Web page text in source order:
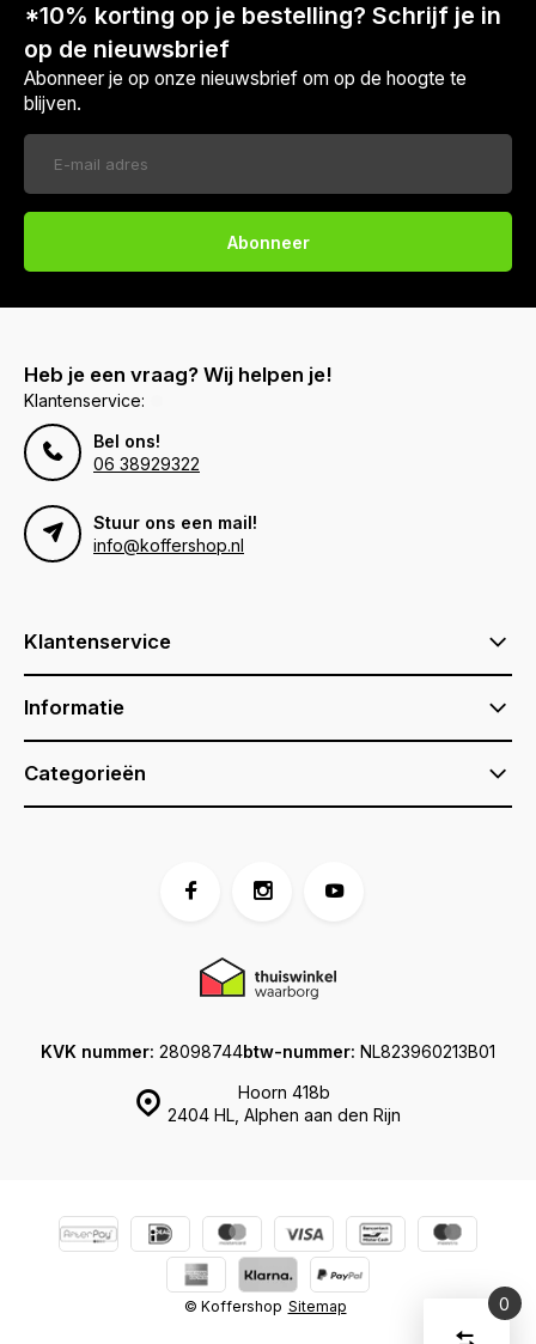
*10% korting op je bestelling? Schrijf je in
op de nieuwsbrief
Abonneer je op onze nieuwsbrief om op de hoogte te
blijven.
Abonneer
Heb je een vraag? Wij helpen je!
Klantenservice:
Bel ons!
06 38929322
Stuur ons een mail!
info@koffershop.nl
Klantenservice
Informatie
Categorieën
Hoorn 418b
2404 HL, Alphen aan den Rijn
KVK nummer: 28098744btw-nummer: NL823960213B01
© Koffershop Sitemap 0
Vergelijk